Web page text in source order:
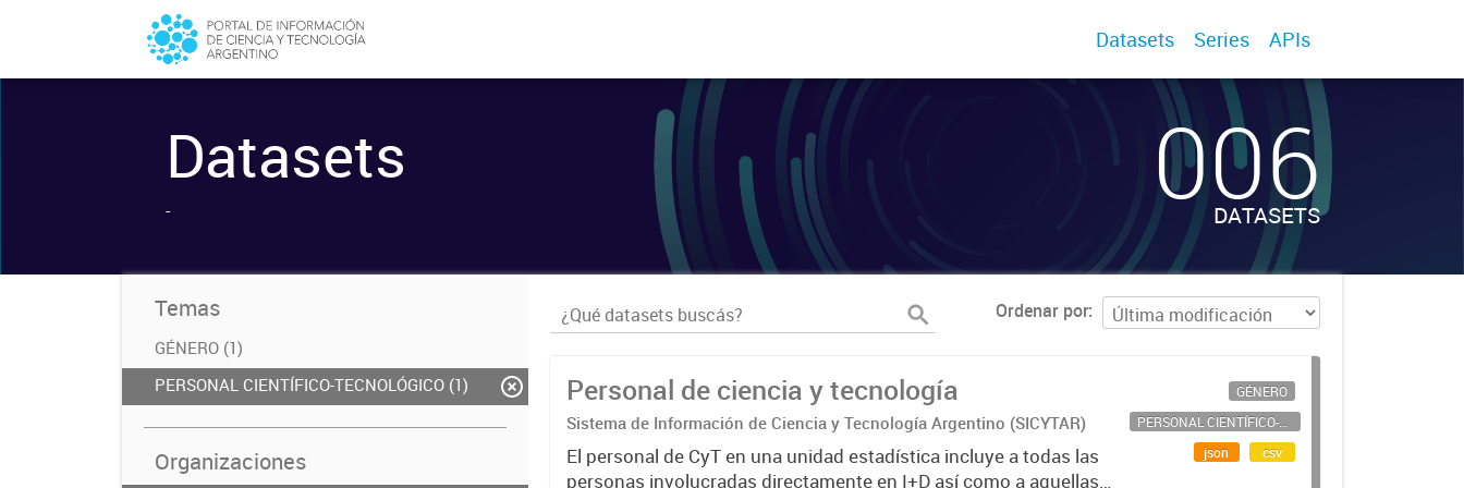
Datasets Series APIs
Datasets
- 006
DATASETS
Temas
GÉNERO (1)
PERSONAL CIENTÍFICO-TECNOLÓGICO (1)
Organizaciones
Ordenar por
Personal de ciencia y tecnología
Sistema de Información de Ciencia y Tecnología Argentino (SICYTAR)
El personal de CyT en una unidad estadística incluye a todas las
personas involucradas directamente en I+D así como a aquellas
GÉNERO
PERSONAL CIENTÍFICO-TECNOLÓGICO
json
csv